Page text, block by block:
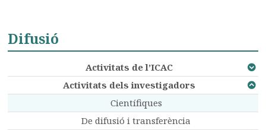
Difusió
Activitats de l’ICAC
Activitats dels investigadors
Científiques
De difusió i transferència